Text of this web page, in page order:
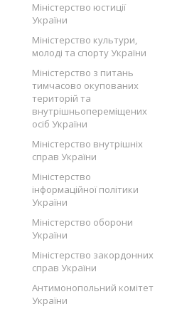
Міністерство юстиції
України
Міністерство культури,
молоді та спорту України
Міністерство з питань
тимчасово окупованих
територій та
внутрішньопереміщених
осіб України
Міністерство внутрішніх
справ України
Міністерство
інформаційної політики
України
Міністерство оборони
України
Міністерство закордонних
справ України
Антимонопольний комітет
України